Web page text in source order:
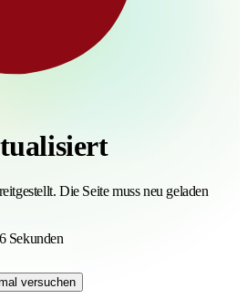
Die Seite muss neu geladen
Sekunden
versuchen